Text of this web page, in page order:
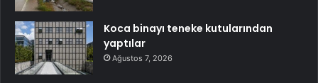
Koca binayı teneke kutularından
yaptılar
Ağustos 7, 2026